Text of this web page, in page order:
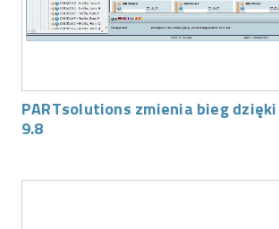
PARTsolutions zmienia bieg
9.8